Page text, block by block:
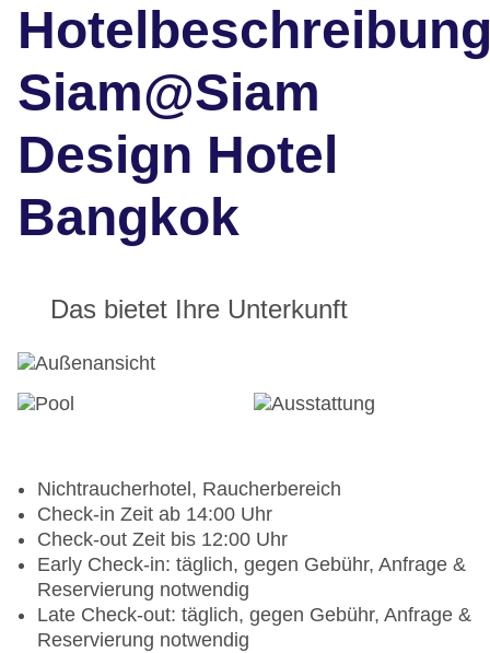
Siam@Siam
Design Hotel
Bangkok
Das bietet Ihre Unterkunft
Nichtraucherhotel, Raucherbereich
Check-in Zeit ab 14:00 Uhr
Check-out Zeit bis 12:00 Uhr
Early Check-in: täglich, gegen Gebühr, Anfrage &
Reservierung notwendig
Late Check-out: täglich, gegen Gebühr, Anfrage &
Reservierung notwendig